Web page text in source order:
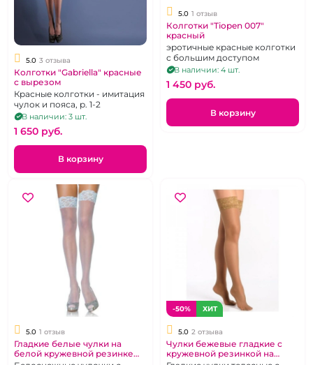
5.0 3 отзыва
Колготки "Gabriella" красные
с вырезом
Красные колготки - имитация
чулок и пояса, р. 1-2
В наличии: 3 шт.
1 650 pуб.
В корзину
5.0 1 отзыв
Колготки "Tiopen 007"
красный
эротичные красные колготки
с большим доступом
В наличии: 4 шт.
1 450 pуб.
В корзину
5.0 1 отзыв
Гладкие белые чулки на
белой кружевной резинке
-50% ХИТ
5.0 2 отзыва
Чулки бежевые гладкие с
кружевной резинкой на